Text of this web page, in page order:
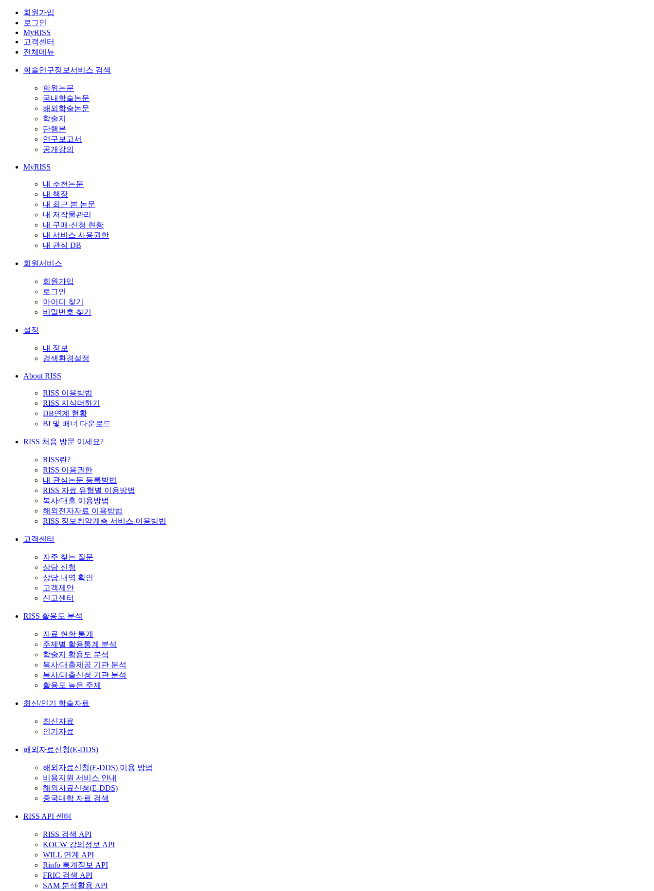
회원가입
로그인
MyRISS
고객센터
전체메뉴
학술연구정보서비스 검색
학위논문
국내학술논문
해외학술논문
학술지
단행본
연구보고서
공개강의
MyRISS
내 추천논문
내 책장
내 최근 본 논문
내 저작물관리
내 구매·신청 현황
내 서비스 사용권한
내 관심 DB
회원서비스
회원가입
로그인
아이디 찾기
비밀번호 찾기
설정
내 정보
검색환경설정
About RISS
RISS 이용방법
RISS 지식더하기
DB연계 현황
BI 및 배너 다운로드
RISS 처음 방문 이세요?
RISS란?
RISS 이용권한
내 관심논문 등록방법
RISS 자료 유형별 이용방법
복사/대출 이용방법
해외전자자료 이용방법
RISS 정보취약계층 서비스 이용방법
고객센터
자주 찾는 질문
상담 신청
상담 내역 확인
고객제안
신고센터
RISS 활용도 분석
자료 현황 통계
주제별 활용통계 분석
학술지 활용도 분석
복사/대출제공 기관 분석
복사/대출신청 기관 분석
활용도 높은 주제
최신/인기 학술자료
최신자료
인기자료
해외자료신청(E-DDS)
해외자료신청(E-DDS) 이용 방법
비용지원 서비스 안내
해외자료신청(E-DDS)
중국대학 자료 검색
RISS API 센터
RISS 검색 API
KOCW 강의정보 API
WILL 연계 API
Rinfo 통계정보 API
FRIC 검색 API
SAM 분석활용 API